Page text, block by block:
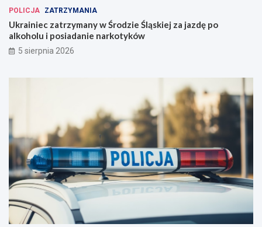
POLICJA ZATRZYMANIA
Ukrainiec zatrzymany w Środzie Śląskiej za jazdę po
alkoholu i posiadanie narkotyków
5 sierpnia 2026